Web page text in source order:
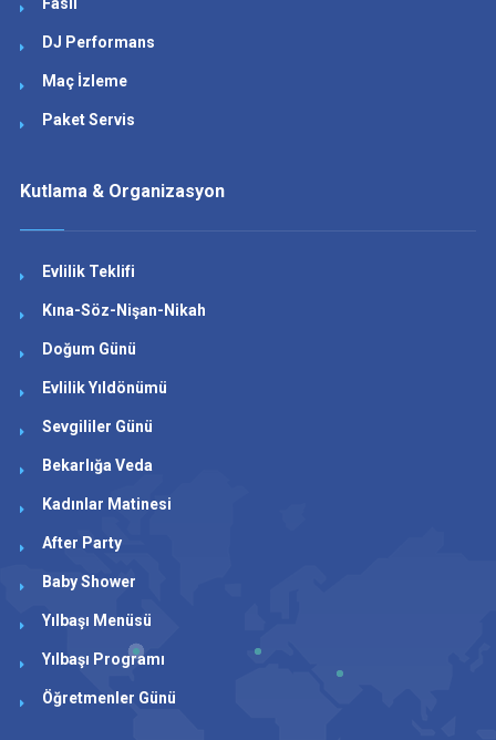
DJ Performans
Maç İzleme
Paket Servis
Kutlama & Organizasyon
Evlilik Teklifi
Kına-Söz-Nişan-Nikah
Doğum Günü
Evlilik Yıldönümü
Sevgililer Günü
Bekarlığa Veda
Kadınlar Matinesi
After Party
Baby Shower
Yılbaşı Menüsü
Yılbaşı Programı
Öğretmenler Günü